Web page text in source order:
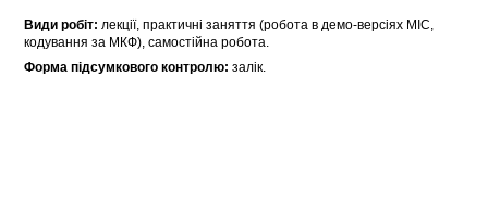
Види робіт: лекції, практичні заняття (робота в демо-версіях МІС,
кодування за МКФ), самостійна робота.
Форма підсумкового контролю: залік.